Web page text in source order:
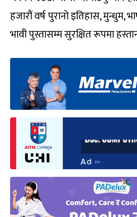
हजारौं वर्ष पुरानो इतिहास, मुन्धुम,
भावी पुस्तासम्म सुरक्षित रूपमा